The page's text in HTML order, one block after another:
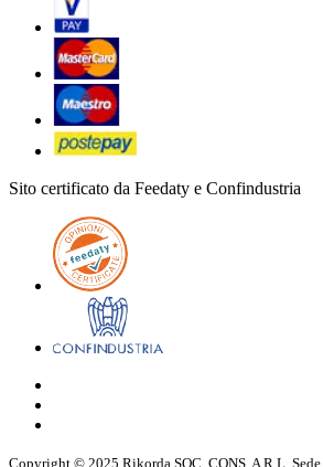
Sito certificato da Feedaty e Confindustria
Copyright © 2025 Rikorda SOC. CONS. A R.L.